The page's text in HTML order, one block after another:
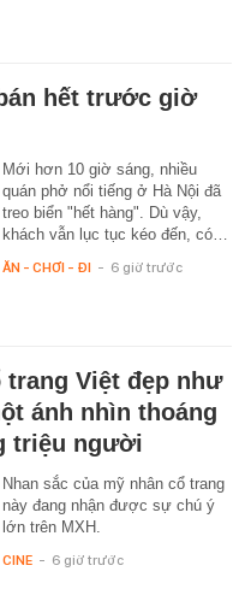
hết trước giờ
Mới hơn 10 giờ sáng, nhiều
quán phở nổi tiếng ở Hà Nội đã
treo biển "hết hàng". Dù vậy,
khách vẫn lục tục kéo đến, có…
ĂN - CHƠI - ĐI - 6 giờ trước
trang Việt đẹp như
ánh nhìn thoáng
triệu người
Nhan sắc của mỹ nhân cổ trang
này đang nhận được sự chú ý
lớn trên MXH.
CINE - 6 giờ trước